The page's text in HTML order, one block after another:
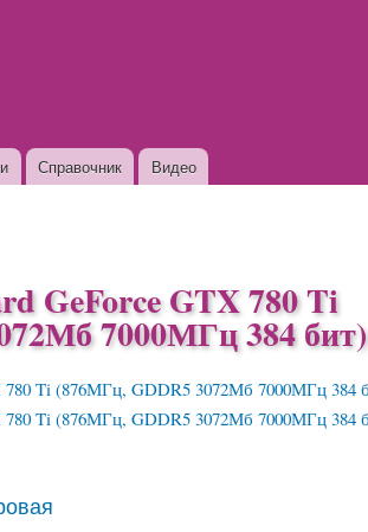
Справочник Видео
GeForce GTX 780 Ti
7000МГц 384 бит)